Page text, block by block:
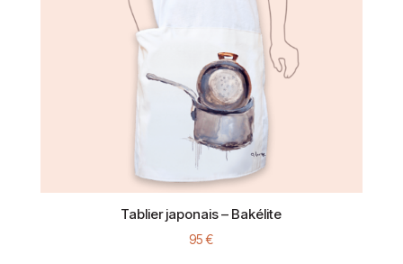
Tablier japonais – Bakélite
95€